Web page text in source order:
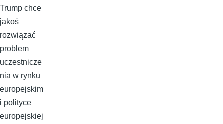
Trump chce
jakoś
rozwiązać
problem
uczestnicze
nia w rynku
europejskim
i polityce
europejskiej